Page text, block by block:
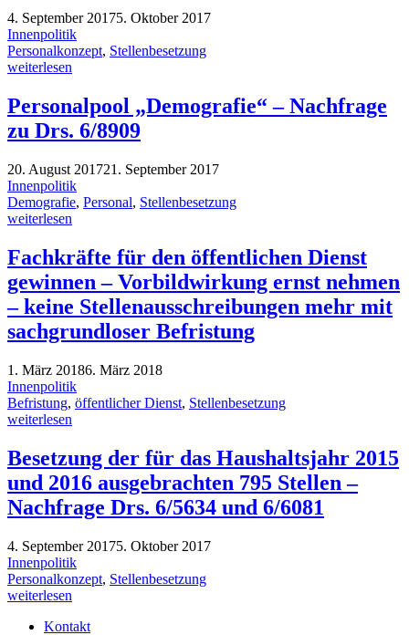
4. September 20175. Oktober 2017
Innenpolitik
Personalkonzept, Stellenbesetzung
weiterlesen
Personalpool „Demografie“ – Nachfrage
zu Drs. 6/8909
20. August 201721. September 2017
Innenpolitik
Demografie, Personal, Stellenbesetzung
weiterlesen
Fachkräfte für den öffentlichen Dienst
gewinnen – Vorbildwirkung ernst nehmen
– keine Stellenausschreibungen mehr mit
sachgrundloser Befristung
1. März 20186. März 2018
Innenpolitik
Befristung, öffentlicher Dienst, Stellenbesetzung
weiterlesen
Besetzung der für das Haushaltsjahr 2015
und 2016 ausgebrachten 795 Stellen –
Nachfrage Drs. 6/5634 und 6/6081
4. September 20175. Oktober 2017
Innenpolitik
Personalkonzept, Stellenbesetzung
weiterlesen
Kontakt